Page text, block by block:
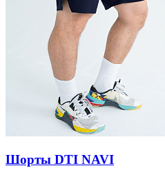
Шорты DTI NAVI